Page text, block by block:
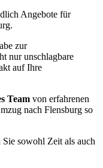
Angebote für
zur
nur unschlagbare
auf Ihre
Team von erfahrenen
nach Flensburg so
sowohl Zeit als auch